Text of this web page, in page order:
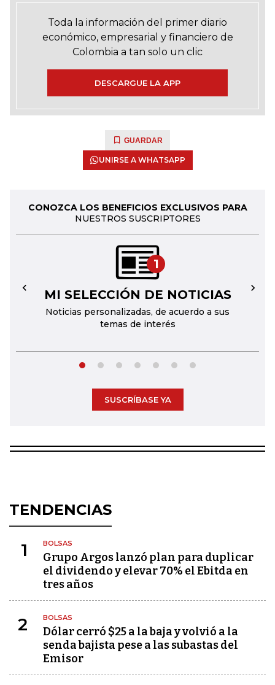
Toda la información del primer diario
económico, empresarial y financiero de
Colombia a tan solo un clic
DESCARGUE LA APP
GUARDAR
UNIRSE A WHATSAPP
CONOZCA LOS BENEFICIOS EXCLUSIVOS PARA
NUESTROS SUSCRIPTORES
1
MI SELECCIÓN DE NOTICIAS
Noticias personalizadas, de acuerdo a sus
temas de interés
← →
SUSCRÍBASE YA
TENDENCIAS
1 BOLSAS
Grupo Argos lanzó plan para duplicar
el dividendo y elevar 70% el Ebitda en
tres años
2 BOLSAS
Dólar cerró $25 a la baja y volvió a la
senda bajista pese a las subastas del
Emisor